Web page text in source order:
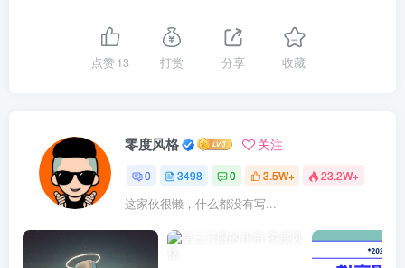
点赞13 打赏 分享 收藏
零度风格 关注
0 3498 0 3.5W+ 23.2W+
这家伙很懒，什么都没有写...